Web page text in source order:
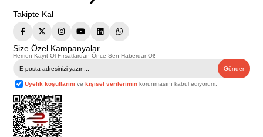
Takipte Kal
Size Özel Kampanyalar
Hemen Kayıt Ol Fırsatlardan Önce Sen Haberdar Ol!
Gönder
Üyelik koşullarını vekişisel verilerimin korunmasını kabul ediyorum.